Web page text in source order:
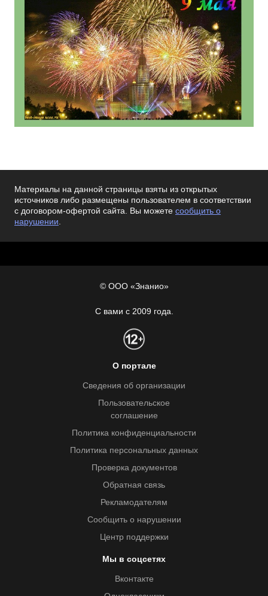
Материалы на данной страницы взяты из открытых
источников либо размещены пользователем в соответствии
с договором-офертой сайта. Вы можете сообщить о
нарушении.
© ООО «Знанио»
С вами с 2009 года.
О портале
Сведения об организации
Пользовательское
соглашение
Политика конфиденциальности
Политика персональных данных
Проверка документов
Обратная связь
Рекламодателям
Сообщить о нарушении
Центр поддержки
Мы в соцсетях
Вконтакте